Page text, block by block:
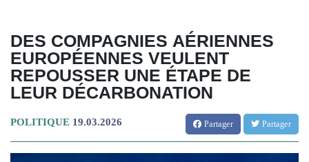
DES COMPAGNIES AÉRIENNES
EUROPÉENNES VEULENT
REPOUSSER UNE ÉTAPE DE
LEUR DÉCARBONATION
POLITIQUE 19.03.2026 Partager Partager